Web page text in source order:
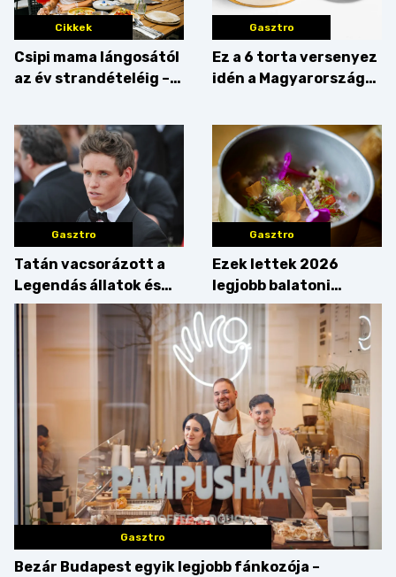
Cikkek
Csipi mama lángosától
az év strandételéig –
Balaton déli partját
Gasztro
Ez a 6 torta versenyez
idén a Magyarország
Gasztro
Tatán vacsorázott a
Legendás állatok és
megfigyelésük sztárja!
Gasztro
Ezek lettek 2026
legjobb balatoni
strandételei –
végigkóstoltuk a
győzteseket
Gasztro
Bezár Budapest egyik legjobb fánkozója –